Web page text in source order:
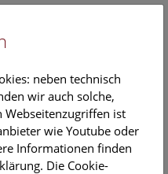
EN
neben technisch
wir auch solche,
Webseitenzugriffen ist
wie Youtube oder
Informationen finden
Die Cookie-